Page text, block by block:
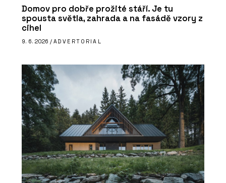
Domov pro dobře prožité stáří. Je tu
spousta světla, zahrada a na fasádě vzory z
cihel
9. 6. 2026 / ADVERTORIAL